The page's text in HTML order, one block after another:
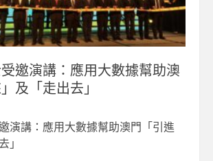
邀演講：應用大數據幫助澳
及「走出去」
演講：應用大數據幫助澳門「引進
」